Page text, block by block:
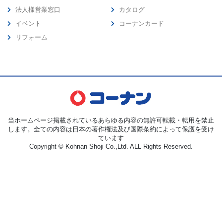
法人様営業窓口
イベント
リフォーム
カタログ
コーナンカード
当ホームページ掲載されているあらゆる内容の無許可転載・転用を禁止
します。全ての内容は日本の著作権法及び国際条約によって保護を受け
ています
Copyright © Kohnan Shoji Co.,Ltd. ALL Rights Reserved.